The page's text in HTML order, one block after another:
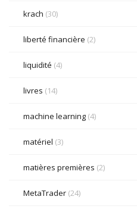
krach (30)
liberté financière (2)
liquidité (4)
livres (14)
machine learning (4)
matériel (3)
matières premières (2)
MetaTrader (24)